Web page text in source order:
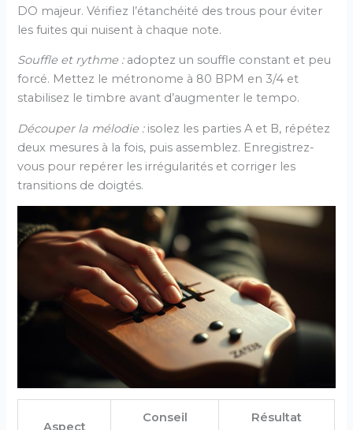
DO majeur. Vérifiez l’étanchéité des trous pour éviter
les fuites qui nuisent à chaque note.
Souffle et rythme :adoptez un souffle constant et peu
forcé. Mettez le métronome à 80 BPM en 3/4 et
stabilisez le timbre avant d’augmenter le tempo.
Découper la mélodie :isolez les parties A et B, répétez
deux mesures à la fois, puis assemblez. Enregistrez-
vous pour repérer les irrégularités et corriger les
transitions de doigtés.
Conseil
Résultat